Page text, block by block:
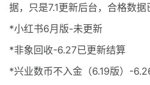
据，只是7.1更新后台，合格数据
*小红书6月版-未更新
*非象回收-6.27已更新结算
*兴业数币不入金（6.19版）-